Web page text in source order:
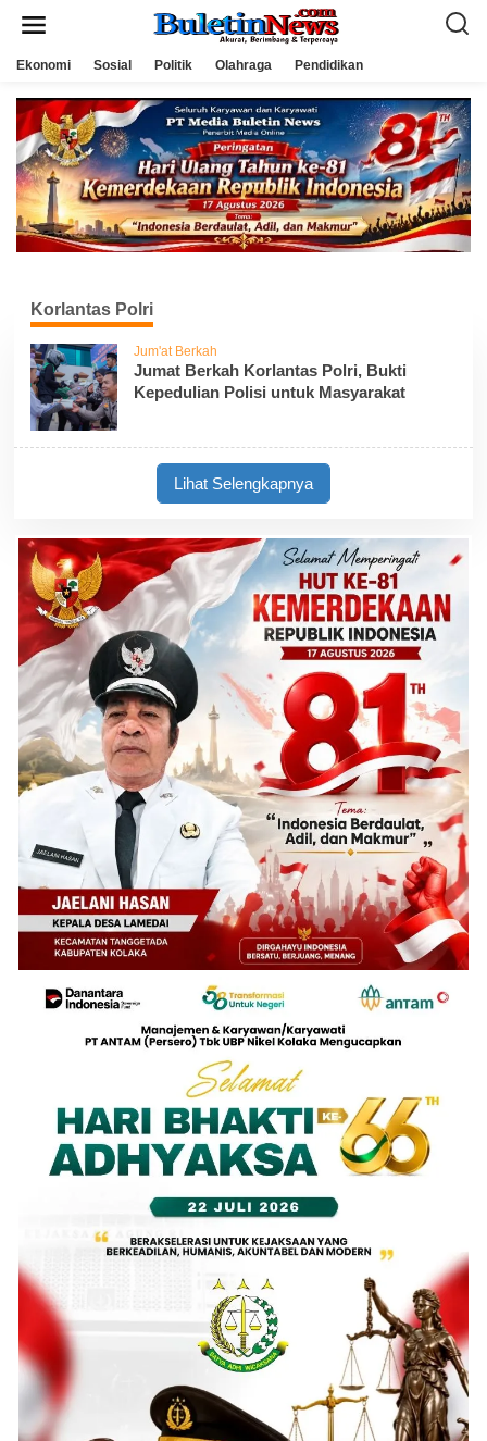
Ekonomi Sosial Politik Olahraga Pendidikan
Korlantas Polri
Jum'at Berkah
Jumat Berkah Korlantas Polri, Bukti
Kepedulian Polisi untuk Masyarakat
Lihat Selengkapnya